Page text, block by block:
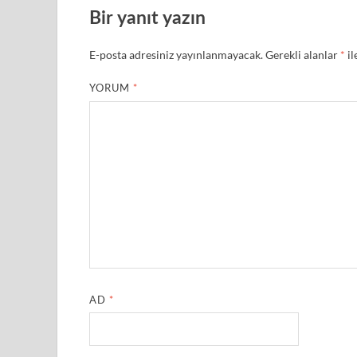
Bir yanıt yazın
E-posta adresiniz yayınlanmayacak.Gerekli alanlar *
YORUM *
AD *